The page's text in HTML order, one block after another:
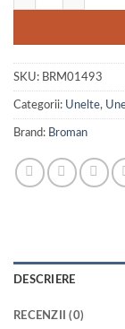
SKU: BRM01493
Categorii: Unelte,
Brand: Broman
DESCRIERE
RECENZII (0)